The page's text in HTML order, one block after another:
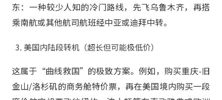
东：一种较少人知的冷门路线，先飞乌鲁木齐，再搭
乘南航或其他航司航班经中亚或迪拜中转。
美国内陆段转机（超长但可能极低价）
这属于“曲线救国”的极致方案。例如，购买重庆-旧
金山/洛杉矶的商务舱特价票，再在美国境内购买一段